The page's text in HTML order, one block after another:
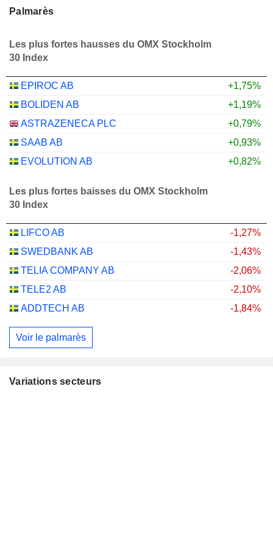
Palmarès
Les plus fortes hausses du OMX Stockholm
30 Index
EPIROC AB
+1,75%
BOLIDEN AB
+1,19%
ASTRAZENECA PLC
+0,79%
SAAB AB
+0,93%
EVOLUTION AB
+0,82%
Les plus fortes baisses du OMX Stockholm
30 Index
LIFCO AB
-1,27%
SWEDBANK AB
-1,43%
TELIA COMPANY AB
-2,06%
TELE2 AB
-2,10%
ADDTECH AB
-1,84%
Voir le palmarès
Variations secteurs